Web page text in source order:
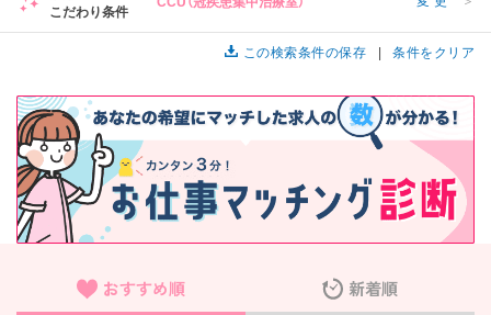
東海 関西
九州・沖縄
施設形態
病院、クリニック・診療所など
担当業務
病棟、外来など
美容外科、
循環器内科など
未経験歓迎、
土日祝休みなど
年収
年収500万円以上など 正社員、契約社員など
フリーワード検索
こだわり条件
この検索条件の保存 条件をクリア
おすすめ順 新着順